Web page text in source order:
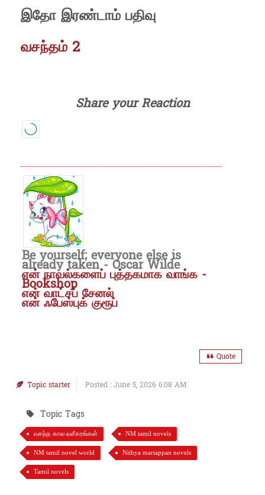
இதோ இரண்டாம் பதிவு
வசந்தம் 2
Share your Reaction
Be yourself; everyone else is
already taken - Oscar Wilde
என் நாவல்களைப் புத்தகமாக வாங்க -
Bookshop
என் வாட்சப் சேனல்
என் ஃபேஸ்புக் குரூப்
Quote
Topic starter Posted : June 5, 2026 6:08 AM
Topic Tags
வசந்த கால வசீகரங்கள் NM tamil novels
NM tamil novel world Nithya mariappan novels
Tamil novels